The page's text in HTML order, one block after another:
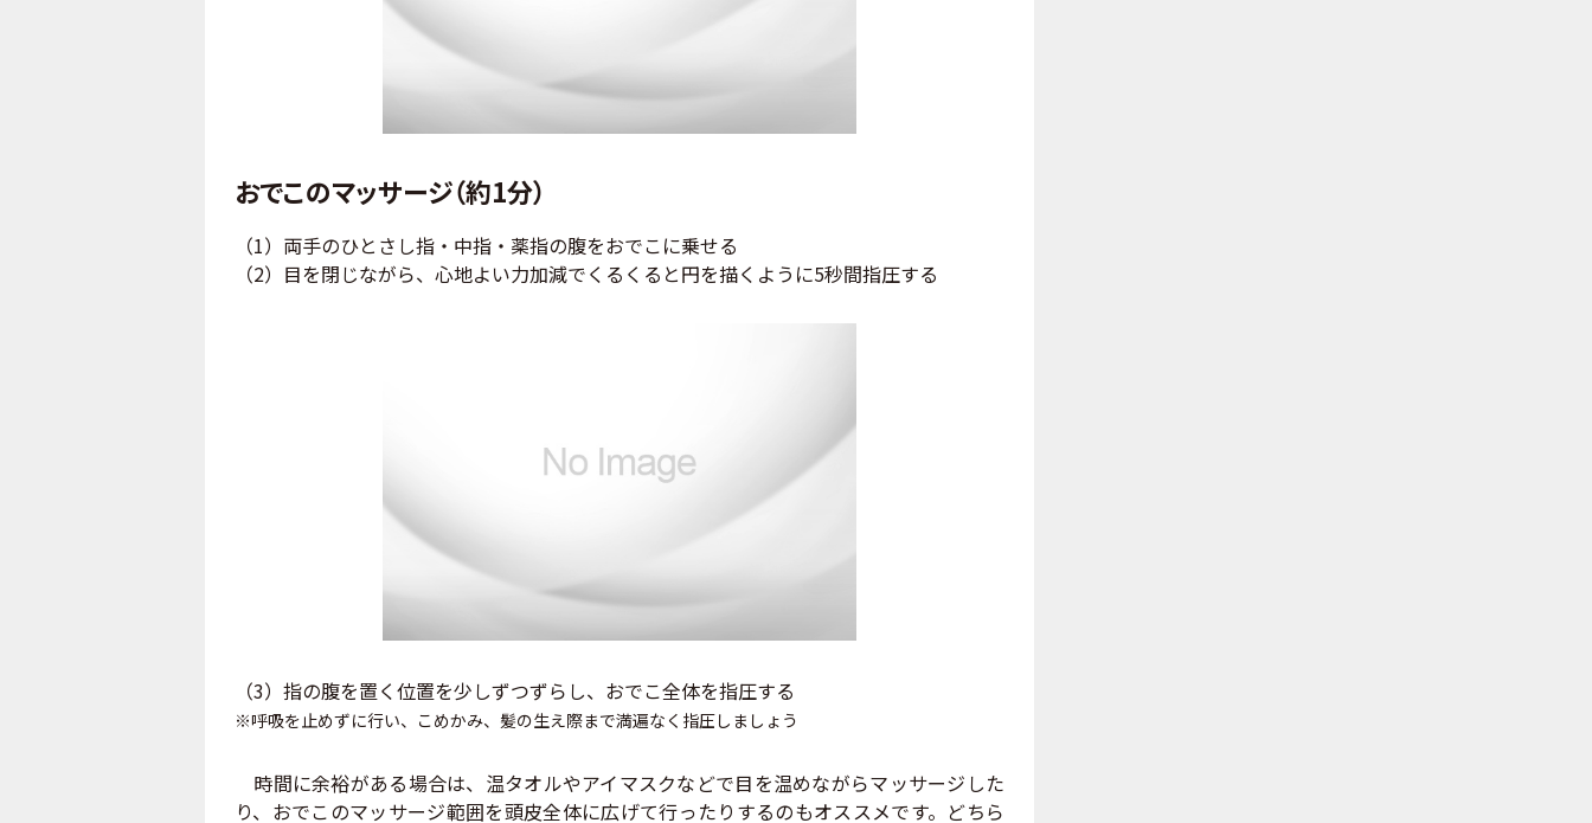
おでこのマッサージ（約1分）
（1）両手のひとさし指・中指・薬指の腹をおでこに乗せる
（2）目を閉じながら、心地よい力加減でくるくると円を描くように5秒間指圧する
（3）指の腹を置く位置を少しずつずらし、おでこ全体を指圧する
※呼吸を止めずに行い、こめかみ、髪の生え際まで満遍なく指圧しましょう
時間に余裕がある場合は、温タオルやアイマスクなどで目を温めながらマッサージした
り、おでこのマッサージ範囲を頭皮全体に広げて行ったりするのもオススメです。どちら